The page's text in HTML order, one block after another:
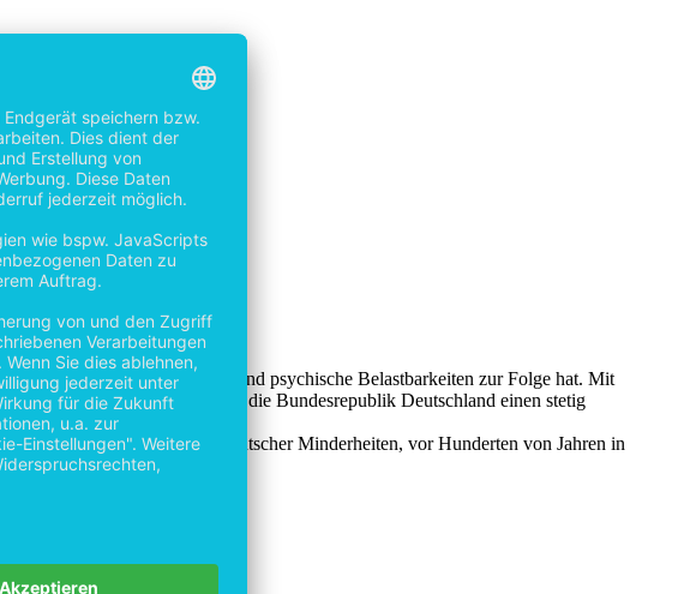
Erfahrungen, Schicksale und psychische Belastbarkeiten zur Folge hat. Mit
20. Jahrhunderts erlebte auch die Bundesrepublik Deutschland einen stetig
sind. Diese Angehörige deutscher Minderheiten, vor Hunderten von Jahren in
ehemalige Migrantin.